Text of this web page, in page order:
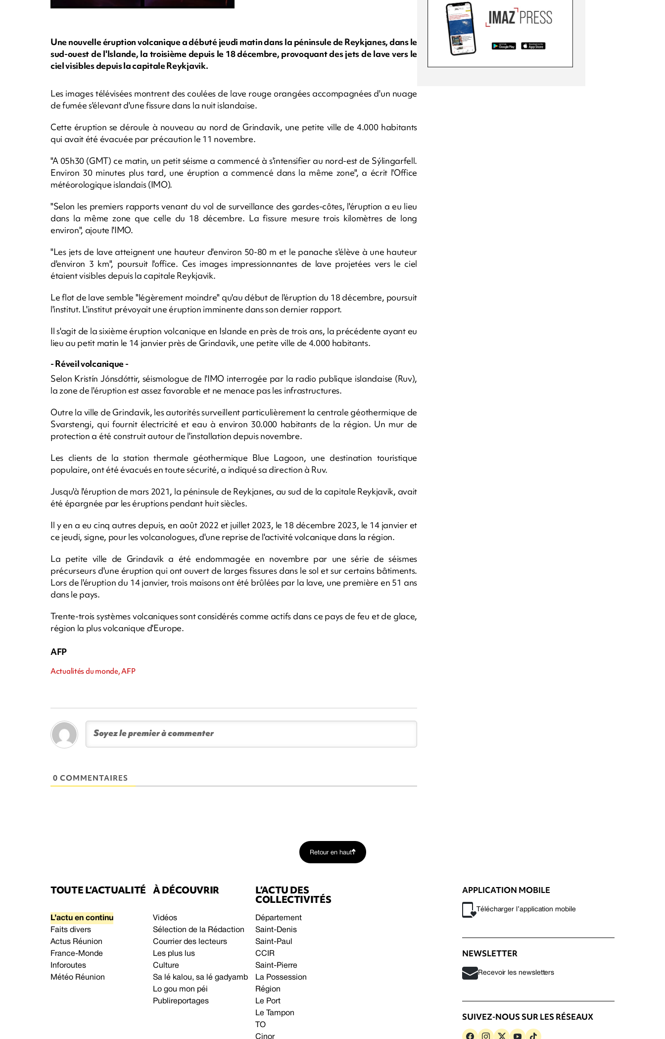
Une nouvelle éruption volcanique a débuté jeudi matin dans la péninsule de Reykjanes, dans le
sud-ouest de l'Islande, la troisième depuis le 18 décembre, provoquant des jets de lave vers le
ciel visibles depuis la capitale Reykjavik.
Les images télévisées montrent des coulées de lave rouge orangées accompagnées d'un nuage
de fumée s'élevant d'une fissure dans la nuit islandaise.
Cette éruption se déroule à nouveau au nord de Grindavik, une petite ville de 4.000 habitants
qui avait été évacuée par précaution le 11 novembre.
"A 05h30 (GMT) ce matin, un petit séisme a commencé à s'intensifier au nord-est de Sýlingarfell.
Environ 30 minutes plus tard, une éruption a commencé dans la même zone", a écrit l'Office
météorologique islandais (IMO).
"Selon les premiers rapports venant du vol de surveillance des gardes-côtes, l'éruption a eu lieu
dans la même zone que celle du 18 décembre. La fissure mesure trois kilomètres de long
environ", ajoute l'IMO.
"Les jets de lave atteignent une hauteur d'environ 50-80 m et le panache s'élève à une hauteur
d'environ 3 km", poursuit l'office. Ces images impressionnantes de lave projetées vers le ciel
étaient visibles depuis la capitale Reykjavik.
Le flot de lave semble "légèrement moindre" qu'au début de l'éruption du 18 décembre, poursuit
l'institut. L'institut prévoyait une éruption imminente dans son dernier rapport.
Il s'agit de la sixième éruption volcanique en Islande en près de trois ans, la précédente ayant eu
lieu au petit matin le 14 janvier près de Grindavik, une petite ville de 4.000 habitants.
- Réveil volcanique -
Selon Kristín Jónsdóttir, séismologue de l'IMO interrogée par la radio publique islandaise (Ruv),
la zone de l'éruption est assez favorable et ne menace pas les infrastructures.
Outre la ville de Grindavik, les autorités surveillent particulièrement la centrale géothermique de
Svarstengi, qui fournit électricité et eau à environ 30.000 habitants de la région. Un mur de
protection a été construit autour de l'installation depuis novembre.
Les clients de la station thermale géothermique Blue Lagoon, une destination touristique
populaire, ont été évacués en toute sécurité, a indiqué sa direction à Ruv.
Jusqu'à l'éruption de mars 2021, la péninsule de Reykjanes, au sud de la capitale Reykjavik, avait
été épargnée par les éruptions pendant huit siècles.
Il y en a eu cinq autres depuis, en août 2022 et juillet 2023, le 18 décembre 2023, le 14 janvier et
ce jeudi, signe, pour les volcanologues, d'une reprise de l'activité volcanique dans la région.
La petite ville de Grindavik a été endommagée en novembre par une série de séismes
précurseurs d'une éruption qui ont ouvert de larges fissures dans le sol et sur certains bâtiments.
Lors de l'éruption du 14 janvier, trois maisons ont été brûlées par la lave, une première en 51 ans
dans le pays.
Trente-trois systèmes volcaniques sont considérés comme actifs dans ce pays de feu et de glace,
région la plus volcanique d'Europe.
AFP
Actualités du monde, AFP
0 COMMENTAIRES
Retour en haut
TOUTE L’ACTUALITÉ
L’actu en continu
Faits divers
Actus Réunion
France-Monde
Inforoutes
Météo Réunion
À DÉCOUVRIR
Vidéos
Sélection de la Rédaction
Courrier des lecteurs
Les plus lus
Culture
Sa lé kalou, sa lé gadyamb
Lo gou mon péi
Publireportages
L’ACTU DES
COLLECTIVITÉS
Département
Saint-Denis
Saint-Paul
CCIR
Saint-Pierre
La Possession
Région
Le Port
Le Tampon
TO
Cinor
APPLICATION MOBILE
Télécharger l’application mobile
NEWSLETTER
Recevoir les newsletters
SUIVEZ-NOUS SUR LES RÉSEAUX